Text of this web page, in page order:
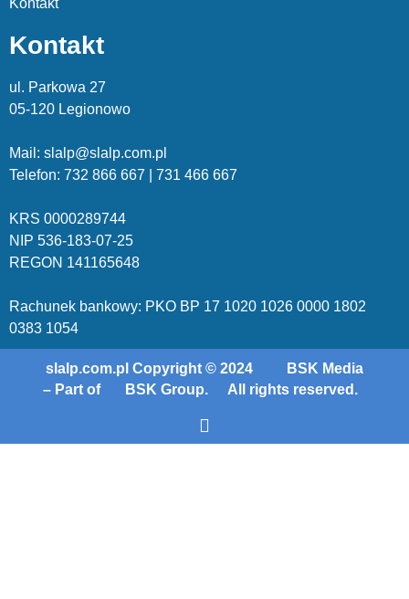
Kontakt
ul. Parkowa 27
05-120 Legionowo
Mail: slalp@slalp.com.pl
Telefon: 732 866 667 | 731 466 667
KRS 0000289744
NIP 536-183-07-25
REGON 141165648
Rachunek bankowy: PKO BP 17 1020 1026 0000 1802
0383 1054
slalp.com.pl Copyright © 2024
BSK Media
– Part of
BSK Group. All rights reserved.